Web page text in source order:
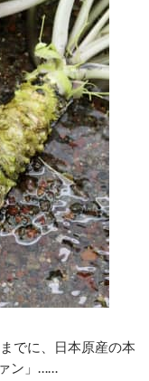
でに、日本原産の本
ン」……